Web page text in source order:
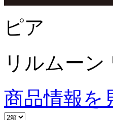
ピア
リルムー
商品情報を